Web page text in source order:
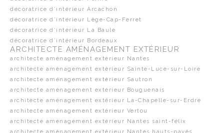
décoratrice d’intérieur Arcachon
décoratrice d’intérieur Lège-Cap-Ferret
décoratrice d’intérieur La Baule
décoratrice d’intérieur Bordeaux
ARCHITECTE AMÉNAGEMENT EXTÉRIEUR
architecte aménagement extérieur Nantes
architecte aménagement extérieur Sainte-Luce-sur-Loire
architecte aménagement extérieur Sautron
architecte aménagement extérieur Bouguenais
architecte aménagement extérieur La-Chapelle-sur-Erdre
architecte aménagement extérieur Vertou
architecte aménagement extérieur Nantes saint-félix